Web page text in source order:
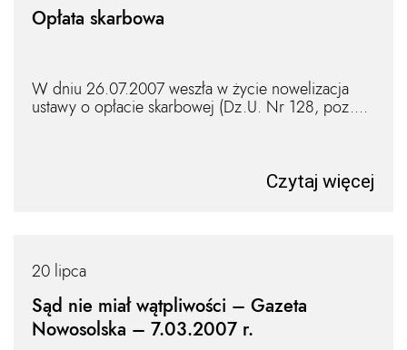
Opłata skarbowa
W dniu 26.07.2007 weszła w życie nowelizacja
ustawy o opłacie skarbowej (Dz.U. Nr 128, poz....
Czytaj więcej
20 lipca
Sąd nie miał wątpliwości – Gazeta
Nowosolska – 7.03.2007 r.